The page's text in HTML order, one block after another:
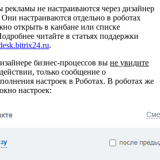
рекламы не настраиваются через дизайнер
настраиваются отдельно в роботах
открыть в канбане или списке
читайте в статьях поддержки
.
бизнес-процессов вы не увидите
только сообщение о
настроек в Роботах. В роботах же
настроек: